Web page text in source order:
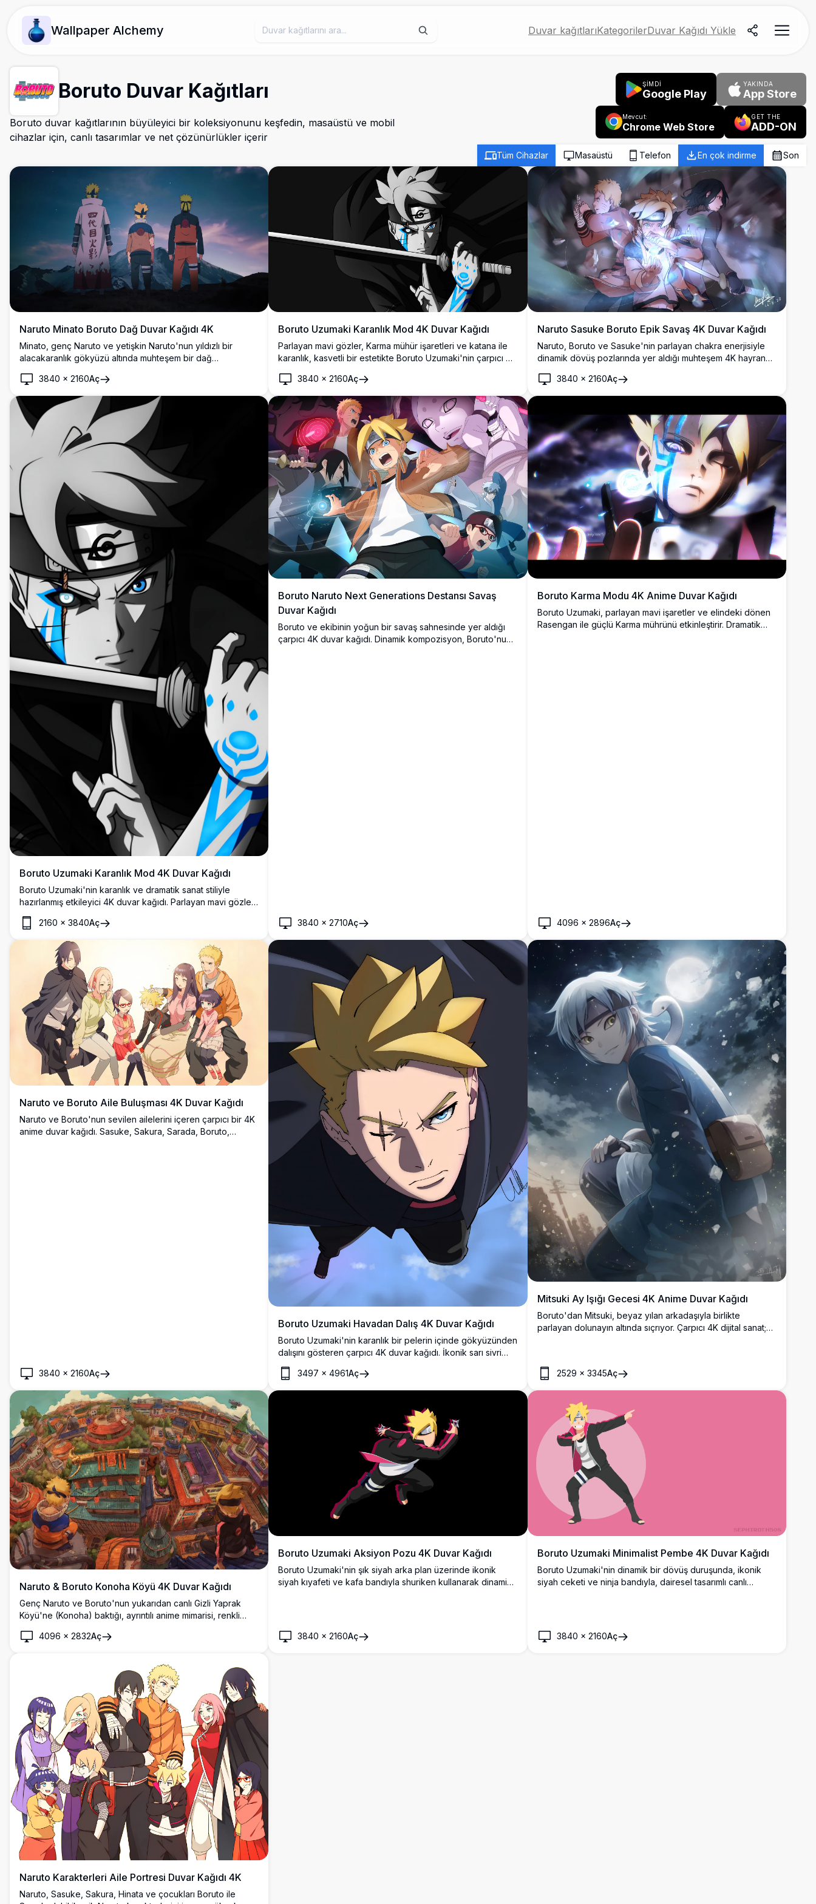
Wallpaper Alchemy Duvar kağıtlarıKategorilerDuvar Kağıdı Yükle
Boruto Duvar Kağıtları
Boruto duvar kağıtlarının büyüleyici bir koleksiyonunu keşfedin, masaüstü ve mobil
cihazlar için, canlı tasarımlar ve net çözünürlükler içerir
ŞİMDİ
Google Play
YAKINDA
App Store
Mevcut:
Chrome Web Store
GET THE
ADD-ON
Tüm Cihazlar Masaüstü Telefon En çok indirme Son
Naruto Minato Boruto Dağ Duvar Kağıdı 4K
Minato, genç Naruto ve yetişkin Naruto'nun yıldızlı bir
alacakaranlık gökyüzü altında muhteşem bir dağ
Naruto anime evreninden güçlü bir nesiller arası saygı
gösterisi.
3840 × 2160Aç
Boruto Uzumaki Karanlık Mod 4K Duvar Kağıdı
Parlayan mavi gözler, Karma mühür işaretleri ve katana ile
karanlık, kasvetli bir estetikte Boruto Uzumaki'nin çarpıcı 4K
yüksek çözünürlüklü dijital sanat.
3840 ×2160Aç
Naruto Sasuke Boruto Epik Savaş 4K Duvar Kağıdı
Naruto, Boruto ve Sasuke'nin parlayan chakra enerjisiyle
dinamik dövüş pozlarında yer aldığı muhteşem 4K hayran
ve aksiyon dolu bir sahnede sergileyen yüksek
çözünürlüklü dijital sanat eseri.
3840 × 2160Aç
Boruto Uzumaki Karanlık Mod 4K Duvar Kağıdı
Boruto Uzumaki'nin karanlık ve dramatik sanat stiliyle
hazırlanmış etkileyici 4K duvar kağıdı. Parlayan mavi gözler,
Karma mühür işaretleri, ninja bandanası ve beyaz kılıç içerir
— anime severler için mükemmel.
2160 × 3840Aç
Boruto Naruto Next Generations Destansı Savaş
Duvar Kağıdı
Boruto ve ekibinin yoğun bir savaş sahnesinde yer aldığı
çarpıcı 4K duvar kağıdı. Dinamik kompozisyon, Boruto'nun
3840 ×2710Aç
Boruto Karma Modu 4K Anime Duvar Kağıdı
Boruto Uzumaki, parlayan mavi işaretler ve elindeki dönen
Rasengan ile güçlü Karma mührünü etkinleştirir. Dramatik
4096 × 2896Aç
Naruto ve Boruto Aile Buluşması 4K Duvar Kağıdı
Naruto ve Boruto'nun sevilen ailelerini içeren çarpıcı bir 4K
anime duvar kağıdı. Sasuke, Sakura, Sarada, Boruto,
3840 × 2160Aç
Boruto Uzumaki Havadan Dalış 4K Duvar Kağıdı
Boruto Uzumaki'nin karanlık bir pelerin içinde gökyüzünden
dalışını gösteren çarpıcı 4K duvar kağıdı. İkonik sarı sivri
saçları, yüz yaraları ve yoğun mavi gözleri yüksek
çözünürlüklü anime sanat stiliyle sunulmaktadır.
3497 ×4961Aç
Mitsuki Ay Işığı Gecesi 4K Anime Duvar Kağıdı
Boruto'dan Mitsuki, beyaz yılan arkadaşıyla birlikte
parlayan dolunayın altında sıçrıyor. Çarpıcı 4K dijital sanat;
2529 × 3345Aç
Naruto & Boruto Konoha Köyü 4K Duvar Kağıdı
Genç Naruto ve Boruto'nun yukarıdan canlı Gizli Yaprak
Köyü'ne (Konoha) baktığı, ayrıntılı anime mimarisi, renkli
çözünürlüklü hayran sanatı duvar kağıdı.
4096 × 2832Aç
Boruto Uzumaki Aksiyon Pozu 4K Duvar Kağıdı
Boruto Uzumaki'nin şık siyah arka plan üzerinde ikonik
siyah kıyafeti ve kafa bandıyla shuriken kullanarak dinamik
3840 ×2160Aç
Boruto Uzumaki Minimalist Pembe 4K Duvar Kağıdı
Boruto Uzumaki'nin dinamik bir dövüş duruşunda, ikonik
siyah ceketi ve ninja bandıyla, dairesel tasarımlı canlı
3840 × 2160Aç
Naruto Karakterleri Aile Portresi Duvar Kağıdı 4K
Naruto, Sasuke, Sakura, Hinata ve çocukları Boruto ile